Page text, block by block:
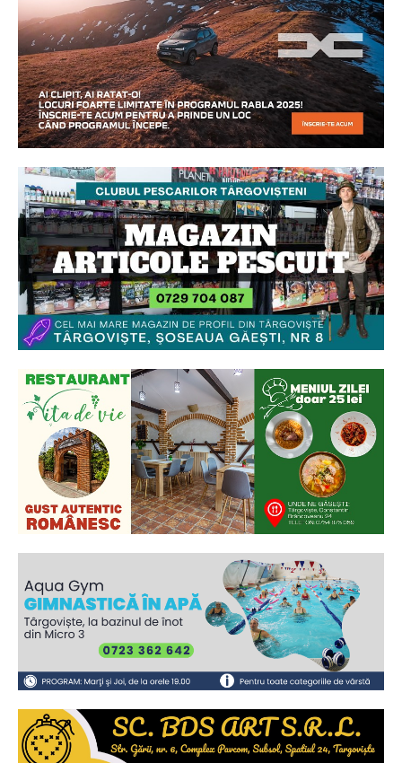
Ionuț Parghel
2de 2